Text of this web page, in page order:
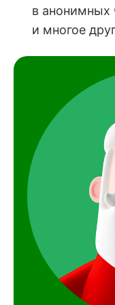
в анонимных
и многое